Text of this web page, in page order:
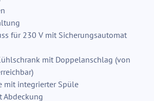
für 230 V mit Sicherungsautomat
mit Doppelanschlag (von
mit integrierter Spüle
Abdeckung